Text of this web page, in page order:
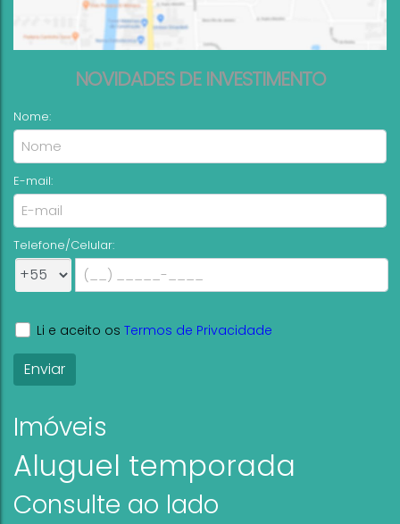
NOVIDADES DE INVESTIMENTO
Nome:
E-mail:
Telefone/Celular:
Li e aceito os Termos de Privacidade
Imóveis
Aluguel temporada
Consulte ao lado